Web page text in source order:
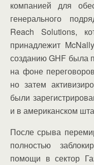
компанией для
генерального
Reach Solutions,
принадлежит
созданию GHF была
на фоне
но затем
были
и в американском
После срыва
полностью
помощи в сектор